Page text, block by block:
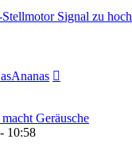
Signal zu hoch
Geräusche
10:58